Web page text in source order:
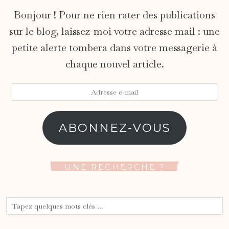
Bonjour ! Pour ne rien rater des publications
sur le blog, laissez-moi votre adresse mail : une
petite alerte tombera dans votre messagerie à
chaque nouvel article.
ABONNEZ-VOUS
UNE RECHERCHE ?